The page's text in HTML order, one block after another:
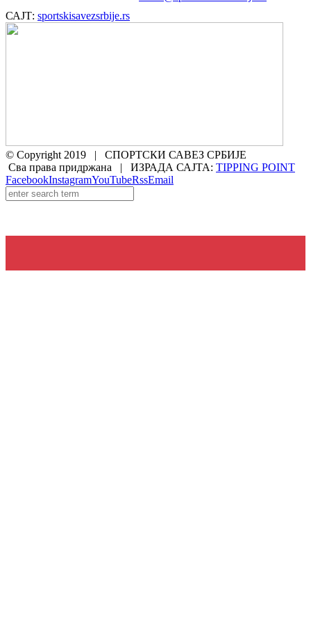
САЈТ: sportskisavezsrbije.rs
© Copyright 2019 | СПОРТСКИ САВЕЗ СРБИЈЕ
Сва права придржана | ИЗРАДА САЈТА: TIPPING POINT
FacebookInstagramYouTubeRssEmail